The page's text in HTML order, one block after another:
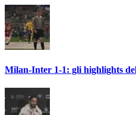
Milan-Inter 1-1: gli highlights